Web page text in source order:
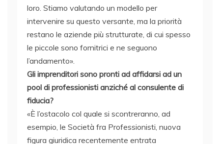
loro. Stiamo valutando un modello per
intervenire su questo versante, ma la priorità
restano le aziende più strutturate, di cui spesso
le piccole sono fornitrici e ne seguono
l’andamento».
Gli imprenditori sono pronti ad affidarsi ad un
pool di professionisti anziché al consulente di
fiducia?
«È l’ostacolo col quale si scontreranno, ad
esempio, le Società fra Professionisti, nuova
figura giuridica recentemente entrata